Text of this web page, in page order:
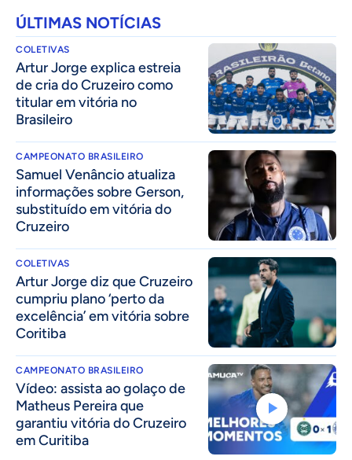
ÚLTIMAS NOTÍCIAS
COLETIVAS
Artur Jorge explica estreia
de cria do Cruzeiro como
titular em vitória no
Brasileiro
CAMPEONATO BRASILEIRO
Samuel Venâncio atualiza
informações sobre Gerson,
substituído em vitória do
Cruzeiro
COLETIVAS
Artur Jorge diz que Cruzeiro
cumpriu plano ‘perto da
excelência’ em vitória sobre
Coritiba
CAMPEONATO BRASILEIRO
Vídeo: assista ao golaço de
Matheus Pereira que
garantiu vitória do Cruzeiro
em Curitiba